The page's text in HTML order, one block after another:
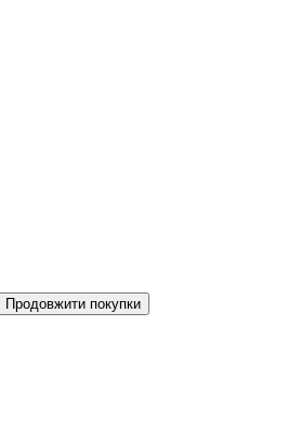
Продовжити покупки